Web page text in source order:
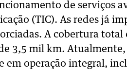
de serviços
(TIC). As redes já
A cobertura total
3,5 mil km.
em operação integral,